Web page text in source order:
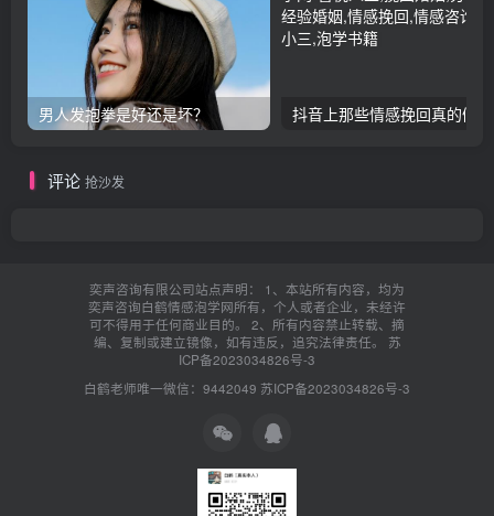
男人发抱拳是好还是坏？ 抖音上那些情感挽回真的假的
评论 抢沙发
奕声咨询有限公司站点声明： 1、本站所有内容，均为
奕声咨询白鹤情感泡学网所有，个人或者企业，未经许
可不得用于任何商业目的。 2、所有内容禁止转载、摘
编、复制或建立镜像，如有违反，追究法律责任。 苏
ICP备2023034826号-3
白鹤老师唯一微信：9442049 苏ICP备2023034826号-3